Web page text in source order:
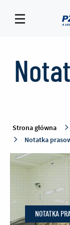
-
Strona główna
Notatka
NOTATKA